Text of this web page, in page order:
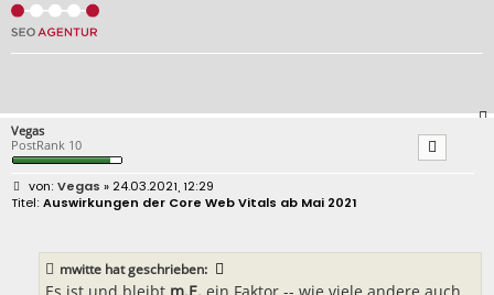
Vegas
PostRank 10
B
e
Vegas » 24.03.2021, 12:29
Auswirkungen der Core Web Vitals ab Mai 2021
mwitte hat geschrieben: